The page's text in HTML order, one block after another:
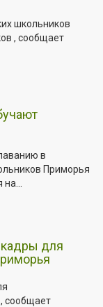
школьников
, сообщает
в
Приморья
для
сообщает